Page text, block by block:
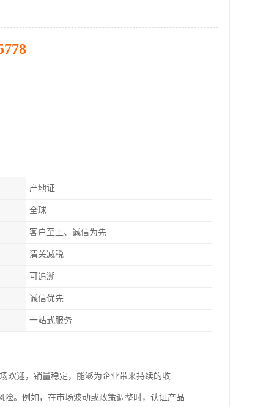
产地证
全球
客户至上、诚信为先
清关减税
可追溯
诚信优先
一站式服务
欢迎，销量稳定，能够为企业带来持续的收
。例如，在市场波动或政策调整时，认证产品